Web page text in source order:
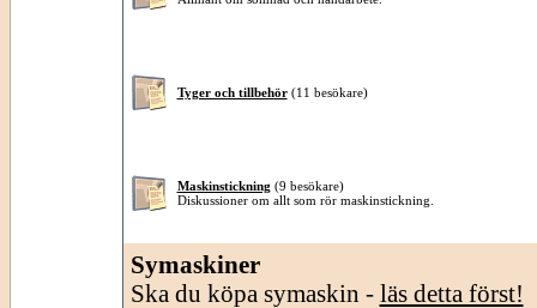
Tyger och tillbehör (11 besökare)
Maskinstickning (9 besökare)
Diskussioner om allt som rör maskinstickning.
Symaskiner
Ska du köpa symaskin - läs detta först!